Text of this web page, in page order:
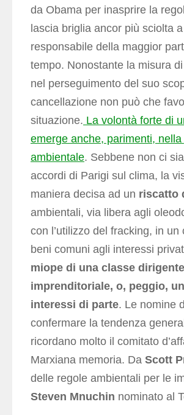
da Obama per inasprire la
lascia briglia ancor più sciolta
responsabile della maggior
tempo. Nonostante la misura
nel perseguimento del suo
cancellazione non può che
situazione. La volontà forte di
emerge anche, parimenti,
ambientale. Sebbene non ci
accordi di Parigi sul clima, la
maniera decisa ad un riscatto
ambientali, via libera agli
con l’utilizzo del fracking, in
beni comuni agli interessi
miope di una classe
imprenditoriale, o, peggio,
interessi di parte. Le nomine
confermare la tendenza
ricordano molto il comitato
Marxiana memoria. Da Scott
delle regole ambientali per le
Steven Mnuchin nominato al